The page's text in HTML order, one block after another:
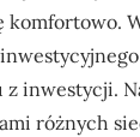
komfortowo.
inwestycji.
różnych